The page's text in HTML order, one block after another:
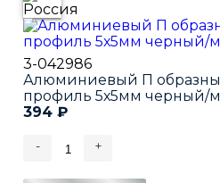
3-042986
Алюминиевый П
профиль 5х5мм черный/
394 ₽
- +